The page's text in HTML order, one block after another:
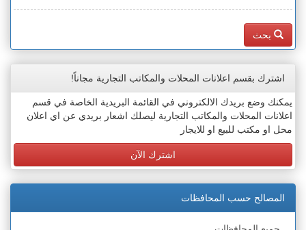
بحث
اشترك بقسم اعلانات المحلات والمكاتب التجارية مجاناً!
يمكنك وضع بريدك الالكتروني في القائمة البريدية الخاصة في قسم
اعلانات المحلات والمكاتب التجارية ليصلك اشعار بريدي عن اي اعلان
محل او مكتب للبيع او للايجار
اشترك الآن
المصالح حسب المحافظات